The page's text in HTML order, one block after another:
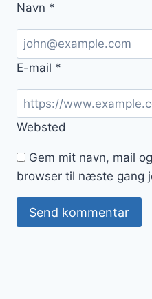
Navn *
E-mail *
Websted
Gem mit navn, mail
browser til næste gang